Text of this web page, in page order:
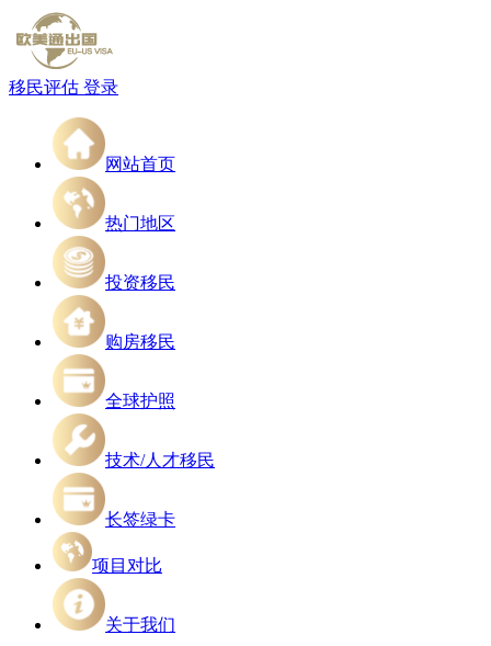
移民评估 登录
网站首页
热门地区
投资移民
购房移民
全球护照
技术/人才移民
长签绿卡
项目对比
关于我们